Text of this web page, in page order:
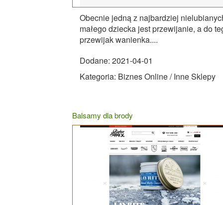
Obecnie jedną z najbardziej
małego dziecka jest przewijanie, a do
przewijak wanienka....
Dodane: 2021-04-01
Kategoria: Biznes Online / Inne Sklepy
Balsamy dla brody